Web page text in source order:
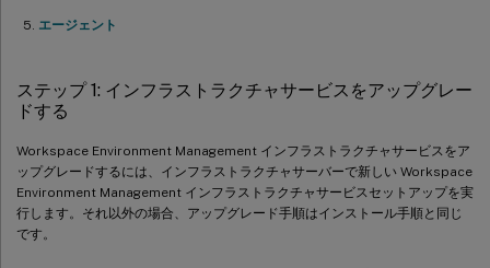
エージェント
ステップ 1: インフラストラクチャサービスをアップグレー
ドする
Workspace Environment Management インフラストラクチャサービスをア
ップグレードするには、インフラストラクチャサーバーで新しい Workspace
Environment Management インフラストラクチャサービスセットアップを実
行します。それ以外の場合、アップグレード手順はインストール手順と同じ
です。